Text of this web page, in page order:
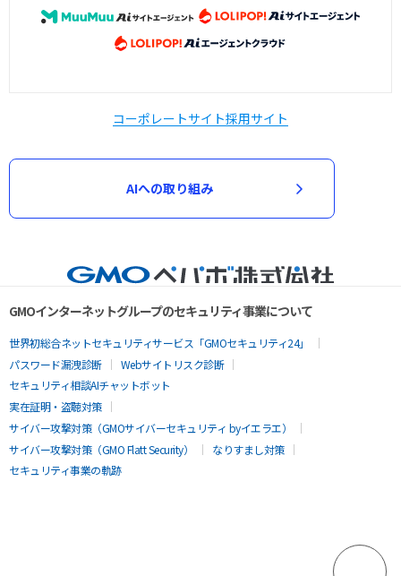
コーポレートサイト採用サイト
AIへの取り組み
GMOインターネットグループのセキュリティ事業について
世界初総合ネットセキュリティサービス「GMOセキュリティ24」
パスワード漏洩診断
Webサイトリスク診断
セキュリティ相談AIチャットボット
実在証明・盗聴対策
サイバー攻撃対策（GMOサイバーセキュリティ byイエラエ）
サイバー攻撃対策（GMO Flatt Security）
なりすまし対策
セキュリティ事業の軌跡